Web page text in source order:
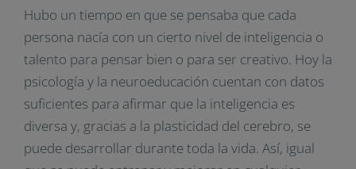
Hubo un tiempo en que se pensaba que cada
persona nacía con un cierto nivel de inteligencia o
talento para pensar bien o para ser creativo. Hoy la
psicología y la neuroeducación cuentan con datos
suficientes para afirmar que la inteligencia es
diversa y, gracias a la plasticidad del cerebro, se
puede desarrollar durante toda la vida. Así, igual